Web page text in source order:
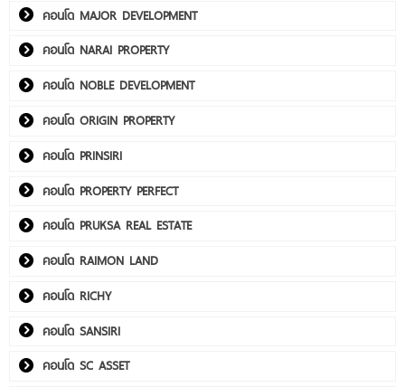
คอนโด MAJOR DEVELOPMENT
คอนโด NARAI PROPERTY
คอนโด NOBLE DEVELOPMENT
คอนโด ORIGIN PROPERTY
คอนโด PRINSIRI
คอนโด PROPERTY PERFECT
คอนโด PRUKSA REAL ESTATE
คอนโด RAIMON LAND
คอนโด RICHY
คอนโด SANSIRI
คอนโด SC ASSET